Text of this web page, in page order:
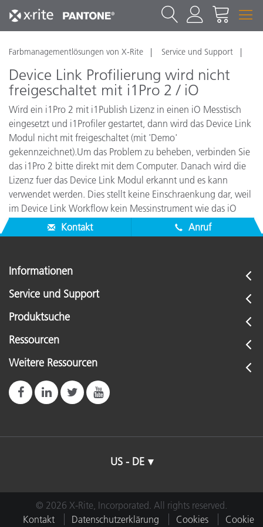
Farbmanagementlösungen von X-Rite Service und Support
Device Link Profilierung wird nicht
freigeschaltet mit i1Pro 2 / iO
Wird ein i1Pro 2 mit i1Publish Lizenz in einen iO Messtisch
eingesetzt und i1Profiler gestartet, dann wird das Device Link
Modul nicht mit freigeschaltet (mit 'Demo'
gekennzeichnet).Um das Problem zu beheben, verbinden Sie
das i1Pro 2 bitte direkt mit dem Computer. Danach wird die
Lizenz fuer das Device Link Modul erkannt und es kann
verwendet werden. Dies stellt keine Einschraenkung dar, weil
im Device Link Workflow kein Messinstrument wie das iO
benoetigt wird.Kontakt Anruf
Informationen
Service und Support
Produktsuche
Ressourcen
Weitere Ressourcen
US - DE
© 2026 X-Rite, Incorporated. All rights reserved.
Kontakt
Datenschutzerklärung Cookies Cookie